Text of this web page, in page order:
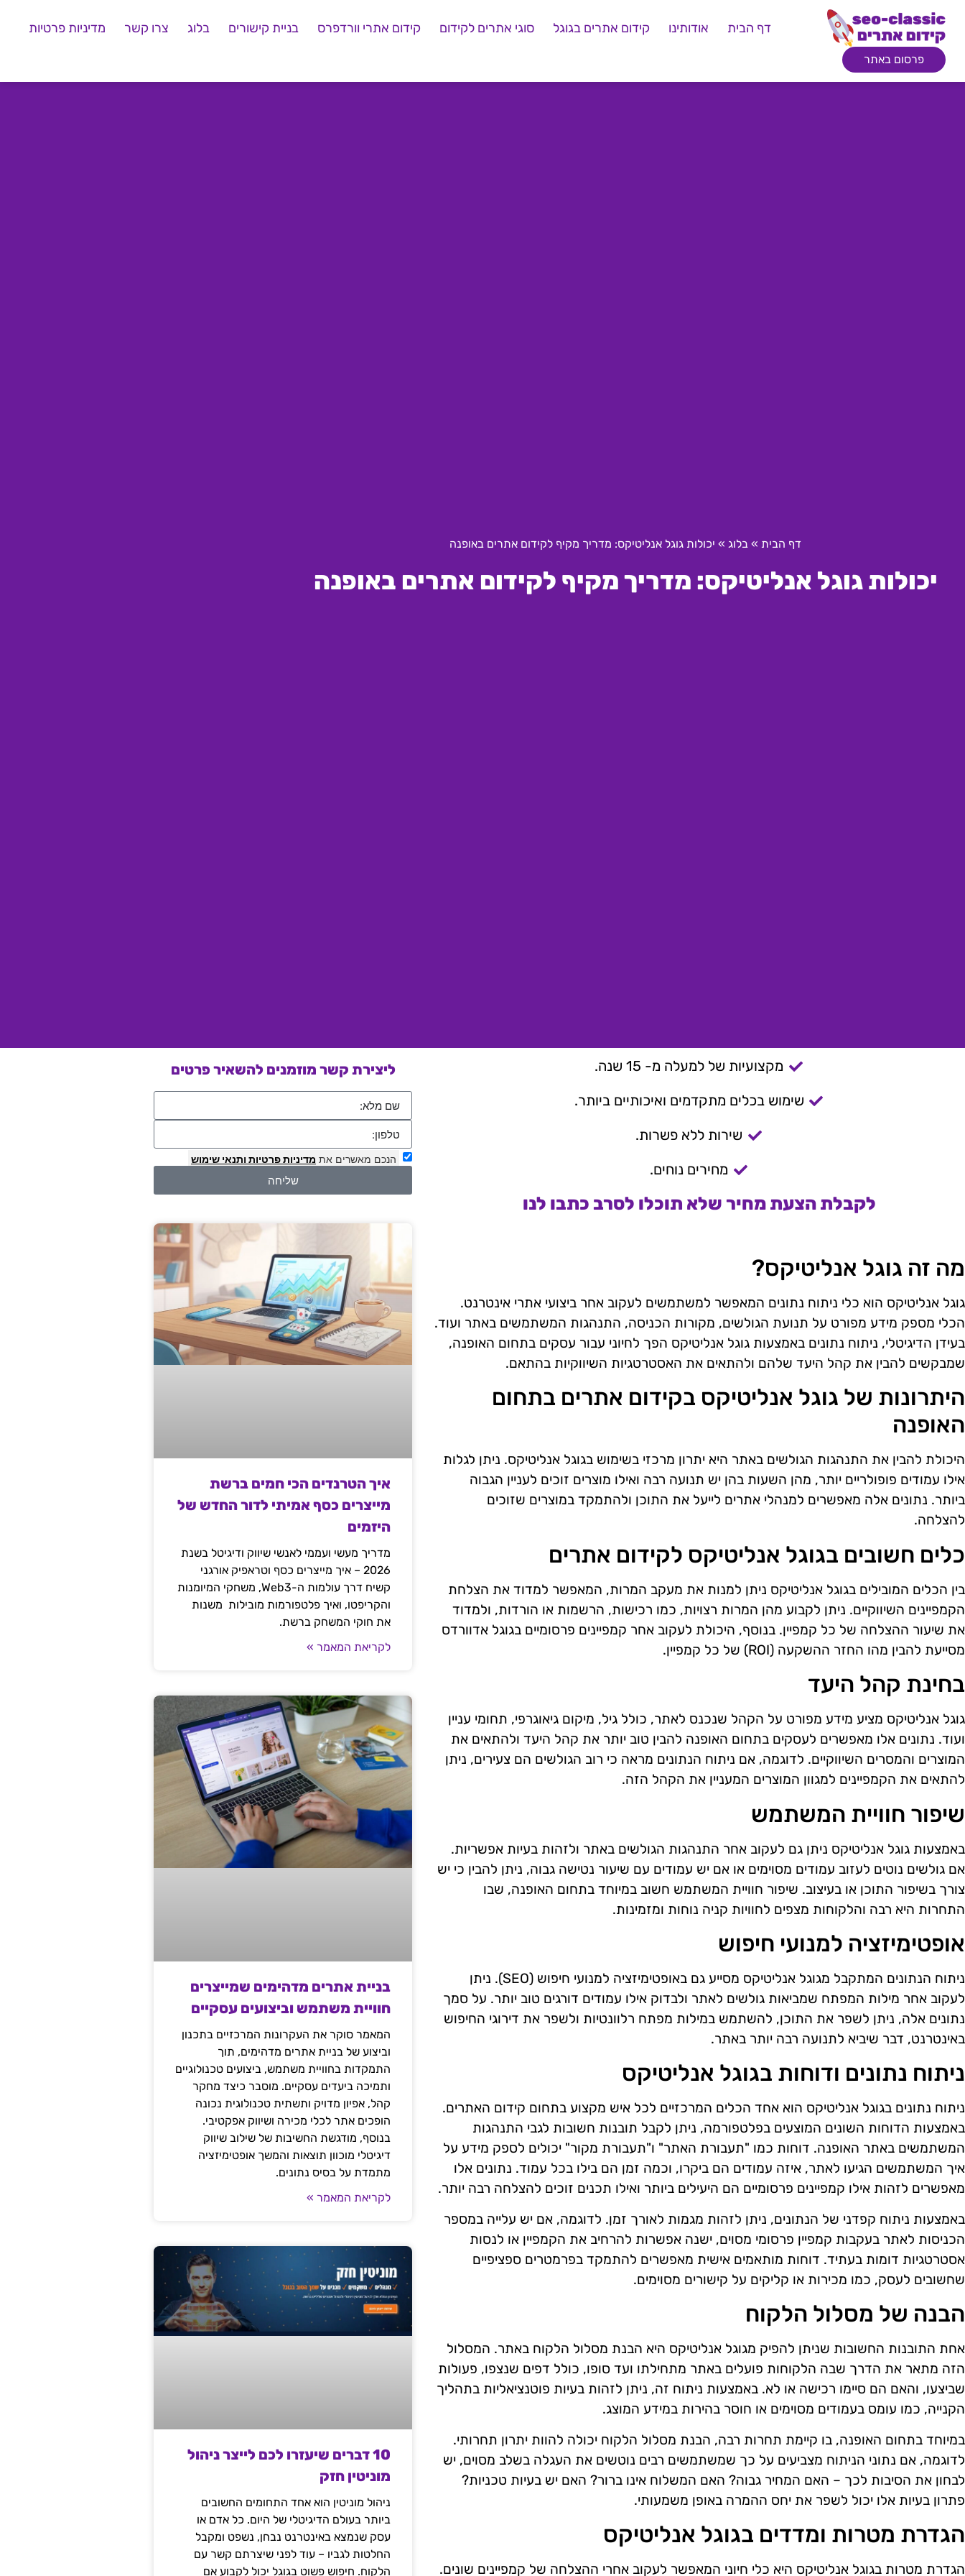
דף הבית אודותינו קידום אתרים בגוגל סוגי אתרים לקידום קידום אתרי וורדפרס בניית קישורים בלוג צרו קשר מדיניות פרטיות
פרסום באתר
דף הבית » בלוג » יכולות גוגל אנליטיקס: מדריך מקיף לקידום אתרים באופנה
יכולות גוגל אנליטיקס: מדריך מקיף לקידום אתרים באופנה
מקצועיות של למעלה מ- 15 שנה.
שימוש בכלים מתקדמים ואיכותיים ביותר.
שירות ללא פשרות.
מחירים נוחים.
לקבלת הצעת מחיר שלא תוכלו לסרב כתבו לנו
מה זה גוגל אנליטיקס?
גוגל אנליטיקס הוא כלי ניתוח נתונים המאפשר למשתמשים לעקוב אחר ביצועי אתרי אינטרנט.
הכלי מספק מידע מפורט על תנועת הגולשים, מקורות הכניסה, התנהגות המשתמשים באתר ועוד.
בעידן הדיגיטלי, ניתוח נתונים באמצעות גוגל אנליטיקס הפך לחיוני עבור עסקים בתחום האופנה,
שמבקשים להבין את קהל היעד שלהם ולהתאים את האסטרטגיות השיווקיות בהתאם.
היתרונות של גוגל אנליטיקס בקידום אתרים בתחום
האופנה
היכולת להבין את התנהגות הגולשים באתר היא יתרון מרכזי בשימוש בגוגל אנליטיקס. ניתן לגלות
אילו עמודים פופולריים יותר, מהן השעות בהן יש תנועה רבה ואילו מוצרים זוכים לעניין הגבוה
ביותר. נתונים אלה מאפשרים למנהלי אתרים לייעל את התוכן ולהתמקד במוצרים שזוכים
להצלחה.
כלים חשובים בגוגל אנליטיקס לקידום אתרים
בין הכלים המובילים בגוגל אנליטיקס ניתן למנות את מעקב המרות, המאפשר למדוד את הצלחת
הקמפיינים השיווקיים. ניתן לקבוע מהן המרות רצויות, כמו רכישות, הרשמות או הורדות, ולמדוד
את שיעור ההצלחה של כל קמפיין. בנוסף, היכולת לעקוב אחר קמפיינים פרסומיים בגוגל אדוורדס
מסייעת להבין מהו החזר ההשקעה (ROI) של כל קמפיין.
בחינת קהל היעד
גוגל אנליטיקס מציע מידע מפורט על הקהל שנכנס לאתר, כולל גיל, מיקום גיאוגרפי, תחומי עניין
ועוד. נתונים אלו מאפשרים לעסקים בתחום האופנה להבין טוב יותר את קהל היעד ולהתאים את
המוצרים והמסרים השיווקיים. לדוגמה, אם ניתוח הנתונים מראה כי רוב הגולשים הם צעירים, ניתן
להתאים את הקמפיינים למגוון המוצרים המעניין את הקהל הזה.
שיפור חוויית המשתמש
באמצעות גוגל אנליטיקס ניתן גם לעקוב אחר התנהגות הגולשים באתר ולזהות בעיות אפשריות.
אם גולשים נוטים לעזוב עמודים מסוימים או אם יש עמודים עם שיעור נטישה גבוה, ניתן להבין כי יש
צורך בשיפור התוכן או בעיצוב. שיפור חוויית המשתמש חשוב במיוחד בתחום האופנה, שבו
התחרות היא רבה והלקוחות מצפים לחוויות קניה נוחות ומזמינות.
אופטימיזציה למנועי חיפוש
ניתוח הנתונים המתקבל מגוגל אנליטיקס מסייע גם באופטימיזציה למנועי חיפוש (SEO). ניתן
לעקוב אחר מילות המפתח שמביאות גולשים לאתר ולבדוק אילו עמודים דורגים טוב יותר. על סמך
נתונים אלה, ניתן לשפר את התוכן, להשתמש במילות מפתח רלוונטיות ולשפר את דירוגי החיפוש
באינטרנט, דבר שיביא לתנועה רבה יותר באתר.
ניתוח נתונים ודוחות בגוגל אנליטיקס
ניתוח נתונים בגוגל אנליטיקס הוא אחד הכלים המרכזיים לכל איש מקצוע בתחום קידום האתרים.
באמצעות הדוחות השונים המוצעים בפלטפורמה, ניתן לקבל תובנות חשובות לגבי התנהגות
המשתמשים באתר האופנה. דוחות כמו "תעבורת האתר" ו"תעבורת מקור" יכולים לספק מידע על
איך המשתמשים הגיעו לאתר, איזה עמודים הם ביקרו, וכמה זמן הם בילו בכל עמוד. נתונים אלו
מאפשרים לזהות אילו קמפיינים פרסומיים הם היעילים ביותר ואילו תכנים זוכים להצלחה רבה יותר.
באמצעות ניתוח קפדני של הנתונים, ניתן לזהות מגמות לאורך זמן. לדוגמה, אם יש עלייה במספר
הכניסות לאתר בעקבות קמפיין פרסומי מסוים, ישנה אפשרות להרחיב את הקמפיין או לנסות
אסטרטגיות דומות בעתיד. דוחות מותאמים אישית מאפשרים להתמקד בפרמטרים ספציפיים
שחשובים לעסק, כמו מכירות או קליקים על קישורים מסוימים.
הבנה של מסלול הלקוח
אחת התובנות החשובות שניתן להפיק מגוגל אנליטיקס היא הבנת מסלול הלקוח באתר. המסלול
הזה מתאר את הדרך שבה הלקוחות פועלים באתר מתחילתו ועד סופו, כולל דפים שנצפו, פעולות
שביצעו, והאם הם סיימו רכישה או לא. באמצעות ניתוח זה, ניתן לזהות בעיות פוטנציאליות בתהליך
הקנייה, כמו עומס בעמודים מסוימים או חוסר בהירות במידע המוצג.
במיוחד בתחום האופנה, בו קיימת תחרות רבה, הבנת מסלול הלקוח יכולה להוות יתרון תחרותי.
לדוגמה, אם נתוני הניתוח מצביעים על כך שמשתמשים רבים נוטשים את העגלה בשלב מסוים, יש
לבחון את הסיבות לכך – האם המחיר גבוה? האם המשלוח אינו ברור? האם יש בעיות טכניות?
פתרון בעיות אלו יכול לשפר את יחס ההמרה באופן משמעותי.
הגדרת מטרות ומדדים בגוגל אנליטיקס
הגדרת מטרות בגוגל אנליטיקס היא כלי חיוני המאפשר לעקוב אחרי ההצלחה של קמפיינים שונים.
ליצירת קשר מוזמנים להשאיר פרטים
הנכם מאשרים את מדיניות פרטיות ותנאי שימוש
שליחה
איך הטרנדים הכי חמים ברשת
מייצרים כסף אמיתי לדור החדש של
היזמים
מדריך מעשי ועממי לאנשי שיווק ודיגיטל בשנת
2026 – איך מייצרים כסף וטראפיק אורגני
קשיח דרך עולמות ה-Web3, משחקי המיומנות
והקריפטו, ואיך פלטפורמות מובילות משנות
את חוקי המשחק ברשת.
לקריאת המאמר »
בניית אתרים מדהימים שמייצרים
חוויית משתמש וביצועים עסקיים
המאמר סוקר את העקרונות המרכזיים בתכנון
וביצוע של בניית אתרים מדהימים, תוך
התמקדות בחוויית משתמש, ביצועים טכנולוגיים
ותמיכה ביעדים עסקיים. מוסבר כיצד מחקר
קהל, אפיון מדויק ותשתית טכנולוגית נכונה
הופכים אתר לכלי מכירה ושיווק אפקטיבי.
בנוסף, מודגשת החשיבות של שילוב שיווק
דיגיטלי מוכוון תוצאות והמשך אופטימיזציה
מתמדת על בסיס נתונים.
לקריאת המאמר »
10 דברים שיעזרו לכם לייצר ניהול
מוניטין חזק
ניהול מוניטין הוא אחד התחומים החשובים
ביותר בעולם הדיגיטלי של היום. כל אדם או
עסק שנמצא באינטרנט נבחן, נשפט ומקבל
החלטות לגביו – עוד לפני שיצרתם קשר עם
הלקוח. חיפוש פשוט בגוגל יכול לקבוע אם